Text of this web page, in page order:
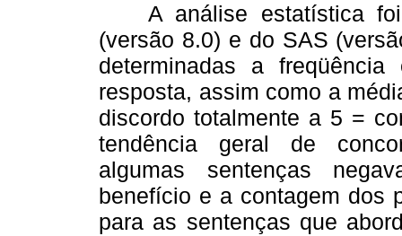
A análise estatística foi
(versão 8.0) e do SAS
determinadas a
resposta, assim como a
discordo totalmente a 5 =
tendência geral de
algumas sentenças
benefício e a contagem dos
para as sentenças que